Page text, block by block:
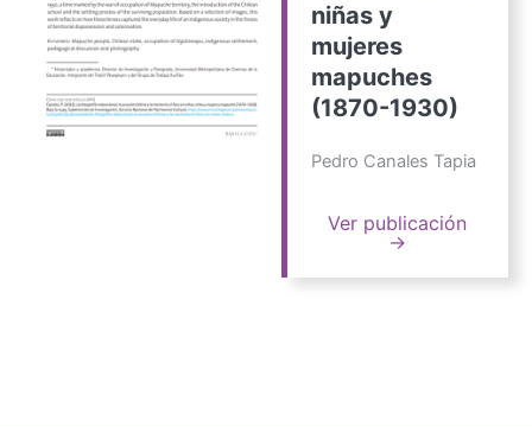
niñas y
mujeres
mapuches
(1870-1930)
Pedro Canales Tapia
Ver publicación
→